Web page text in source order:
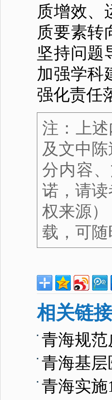
质增效、
质要素转
坚持问题
加强学科
强化责任
注：上
及文中
分内容
诺，请
权来源
载，可
相关链接
青海规
青海基
青海实施